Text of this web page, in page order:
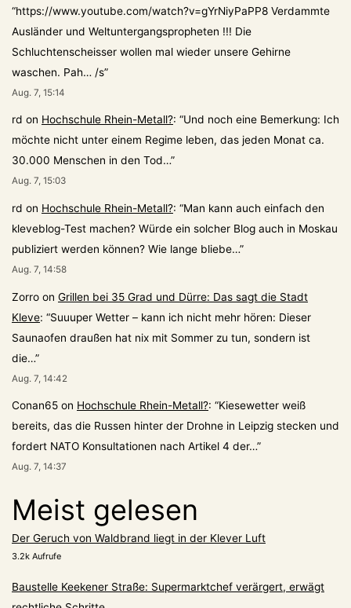
“https://www.youtube.com/watch?v=gYrNiyPaPP8 Verdammte
Ausländer und Weltuntergangspropheten !!! Die
Schluchtenscheisser wollen mal wieder unsere Gehirne
waschen. Pah… /s”
Aug. 7, 15:14
rd on Hochschule Rhein-Metall?: “Und noch eine Bemerkung: Ich
möchte nicht unter einem Regime leben, das jeden Monat ca.
30.000 Menschen in den Tod…”
Aug. 7, 15:03
rd on Hochschule Rhein-Metall?: “Man kann auch einfach den
kleveblog-Test machen? Würde ein solcher Blog auch in Moskau
publiziert werden können? Wie lange bliebe…”
Aug. 7, 14:58
Zorro on Grillen bei 35 Grad und Dürre: Das sagt die Stadt
Kleve: “Suuuper Wetter – kann ich nicht mehr hören: Dieser
Saunaofen draußen hat nix mit Sommer zu tun, sondern ist
die…”
Aug. 7, 14:42
Conan65 on Hochschule Rhein-Metall?: “Kiesewetter weiß
bereits, das die Russen hinter der Drohne in Leipzig stecken und
fordert NATO Konsultationen nach Artikel 4 der…”
Aug. 7, 14:37
Meist gelesen
Der Geruch von Waldbrand liegt in der Klever Luft
3.2k Aufrufe
Baustelle Keekener Straße: Supermarktchef verärgert, erwägt